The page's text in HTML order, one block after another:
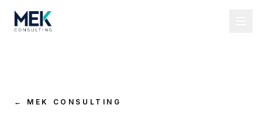
← MEK CONSULTING